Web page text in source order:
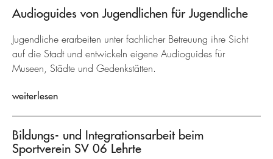
Audioguides von Jugendlichen für Jugendliche
Jugendliche erarbeiten unter fachlicher Betreuung ihre Sicht
auf die Stadt und entwickeln eigene Audioguides für
Museen, Städte und Gedenkstätten.
weiterlesen
Bildungs- und Integrationsarbeit beim
Sportverein SV 06 Lehrte